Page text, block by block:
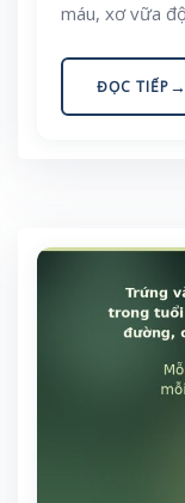
máu, xơ vữa
bối cảnh ẩm
ĐỌC TIẾP